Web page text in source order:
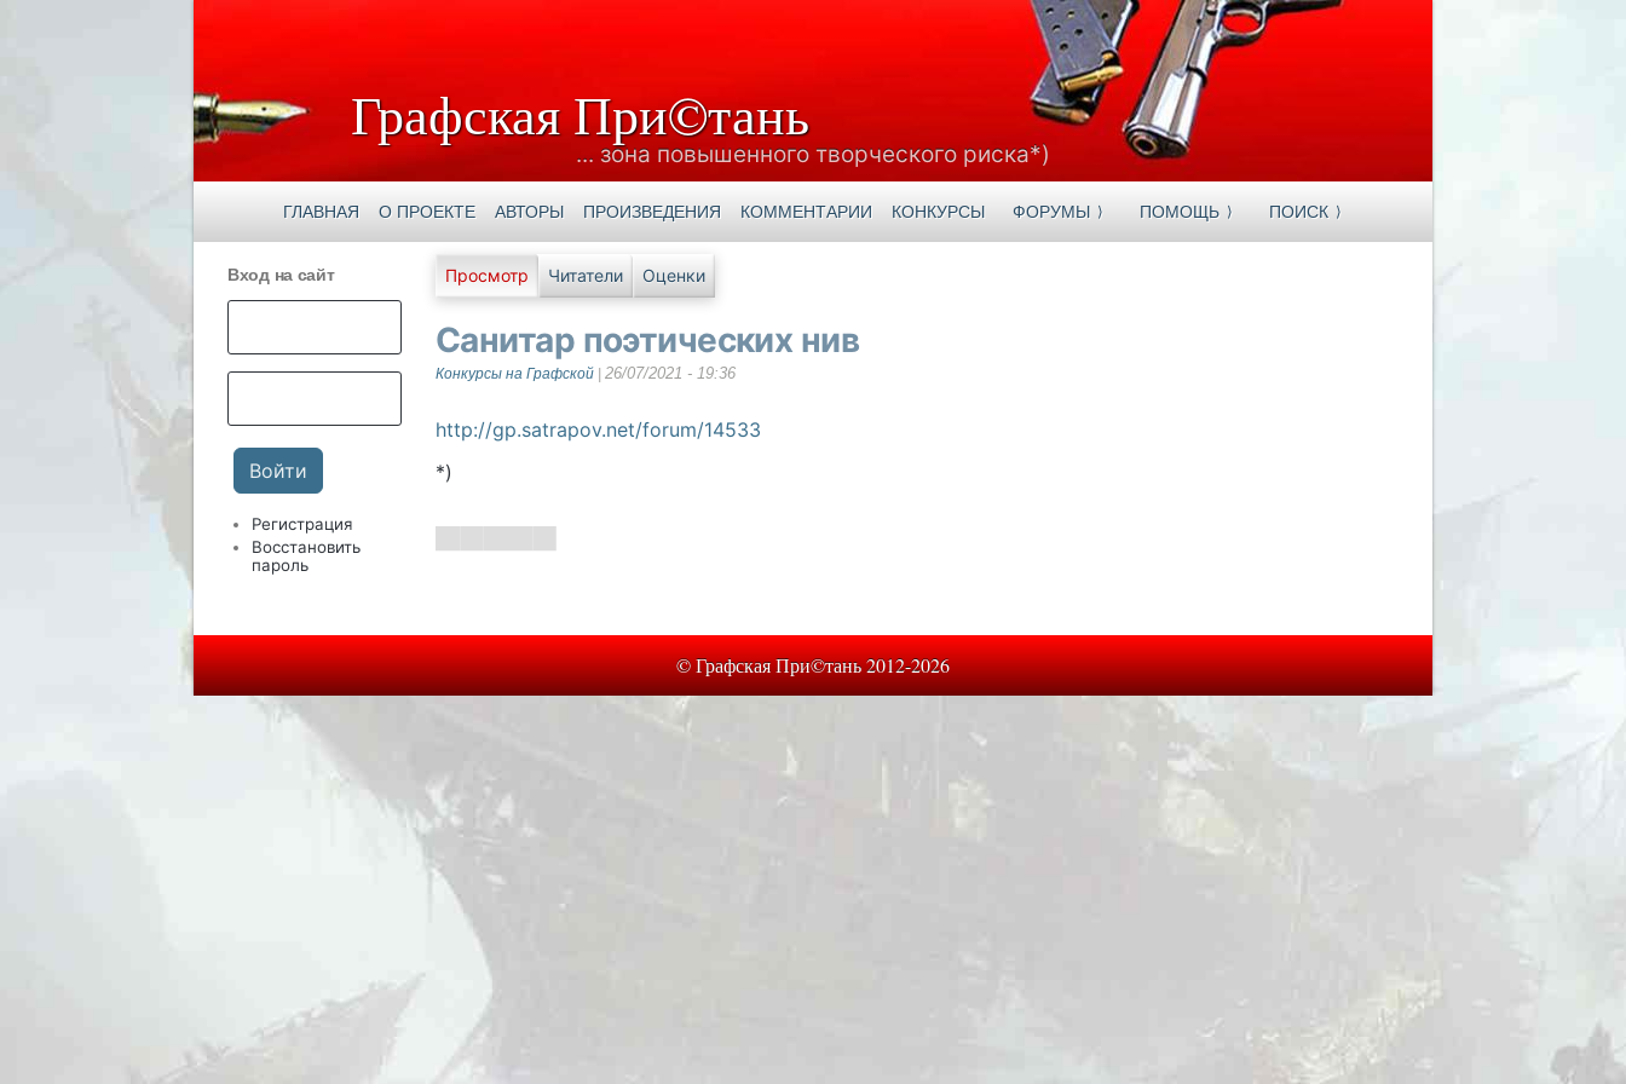
Графская При©тань
... зона повышенного творческого риска*)
ГЛАВНАЯ О ПРОЕКТЕ АВТОРЫ ПРОИЗВЕДЕНИЯ КОММЕНТАРИИ КОНКУРСЫ ФОРУМЫ ПОМОЩЬ ПОИСК
Вход на сайт
Регистрация
Восстановить
пароль
Главные вкладки
Просмотр Читатели Оценки
Санитар поэтических нив
Конкурсы на Графской 26/07/2021 - 19:36
http://gp.satrapov.net/forum/14533
*)
© Графская При©тань 2012-2026